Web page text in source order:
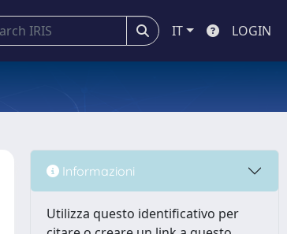
IT LOGIN
Informazioni
Utilizza questo identificativo per